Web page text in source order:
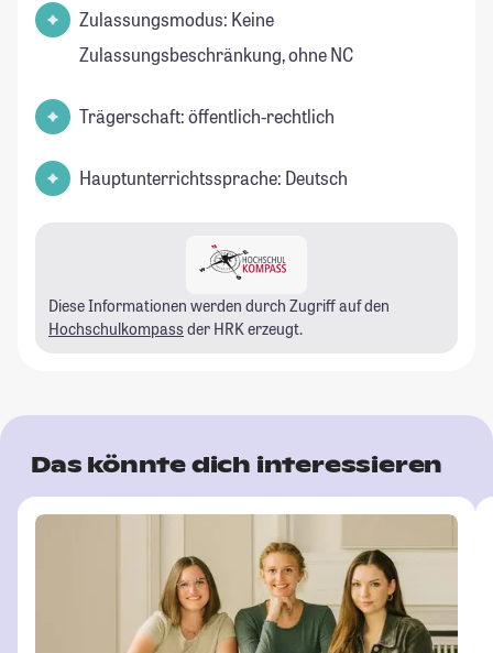
Zulassungsmodus: Keine
Zulassungsbeschränkung, ohne NC
Trägerschaft: öffentlich-rechtlich
Hauptunterrichtssprache: Deutsch
Diese Informationen werden durch Zugriff auf den
Hochschulkompass der HRK erzeugt.
Das könnte dich interessieren